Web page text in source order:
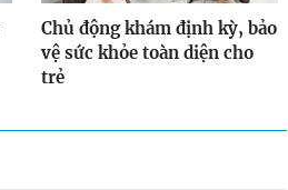
Chủ động khám định kỳ, bảo
vệ sức khỏe toàn diện cho
trẻ